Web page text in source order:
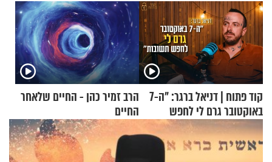
קוד פתוח | דניאל ברגר: "ה-7
באוקטובר גרם לי לחפש
תשובות"
הרב זמיר כהן - החיים שלאחר
החיים